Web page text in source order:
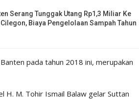
Serang Tunggak Utang Rp1,3 Miliar Ke
Biaya Pengelolaan Sampah Tahun
pada tahun 2018 ini, merupakan
H. M. Tohir Ismail Balaw gelar Suttan